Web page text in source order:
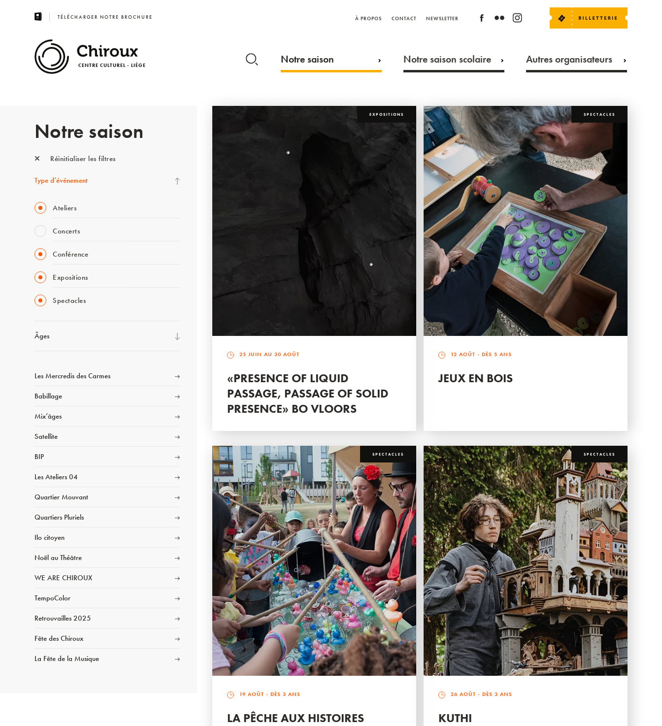
TÉLÉCHARGER NOTRE BROCHURE À PROPOS CONTACT NEWSLETTER
CENTRE CULTUREL - LIÈGE Notre saison Notre saison scolaire Autres organisateurs
Notre saison
Réinitialiser les filtres
Type d’événement
Ateliers
Concerts
Conférence
Expositions
Spectacles
Âges
Les Mercredis des Carmes
Babillage
Mix’âges
Satellite
BIP
Les Ateliers 04
Quartier Mouvant
Quartiers Pluriels
Ilo citoyen
Noël au Théâtre
WE ARE CHIROUX
TempoColor
Retrouvailles 2025
Fête des Chiroux
La Fête de la Musique
EXPOSITIONS
25 JUIN AU 30 AOÛT
«PRESENCE OF LIQUID
PASSAGE, PASSAGE OF SOLID
PRESENCE» BO VLOORS
SPECTACLES
12 AOÛT - DÈS 5 ANS
JEUX EN BOIS
SPECTACLES
19 AOÛT - DÈS 3 ANS
LA PÊCHE AUX HISTOIRES
SPECTACLES
26 AOÛT - DÈS 3 ANS
KUTHI